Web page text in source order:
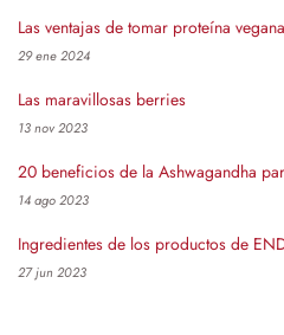
Las ventajas de tomar proteína
29 ene 2024
Las maravillosas berries
13 nov 2023
20 beneficios de la Ashwagandha
14 ago 2023
Ingredientes de los productos de
27 jun 2023